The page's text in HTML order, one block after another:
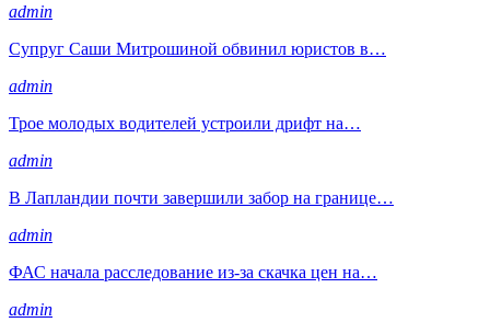
admin
Супруг Саши Митрошиной обвинил юристов в…
admin
Трое молодых водителей устроили дрифт на…
admin
В Лапландии почти завершили забор на границе…
admin
ФАС начала расследование из-за скачка цен на…
admin